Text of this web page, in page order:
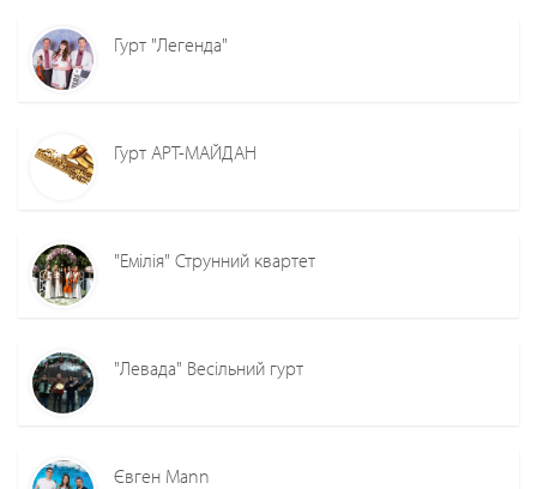
Гурт "Легенда"
Гурт АРТ-МАЙДАН
"Емілія" Струнний квартет
"Левада" Весільний гурт
Євген Mann